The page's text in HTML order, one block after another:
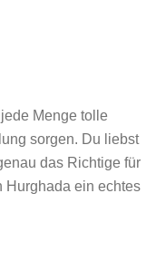
Menge tolle
sorgen. Du liebst
das Richtige für
Hurghada ein echtes